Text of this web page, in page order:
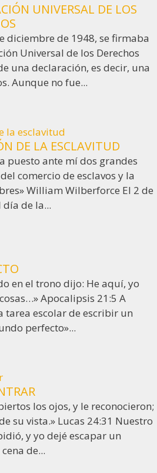
UNIVERSAL DE LOS
diciembre de 1948, se firmaba
Universal de los Derechos
una declaración, es decir, una
Aunque no fue...
DE LA ESCLAVITUD
puesto ante mí dos grandes
comercio de esclavos y la
William Wilberforce El 2 de
de la...
en el trono dijo: He aquí, yo
Apocalipsis 21:5 A
tarea escolar de escribir un
perfecto»...
los ojos, y le reconocieron;
su vista.» Lucas 24:31 Nuestro
y yo dejé escapar un
de...